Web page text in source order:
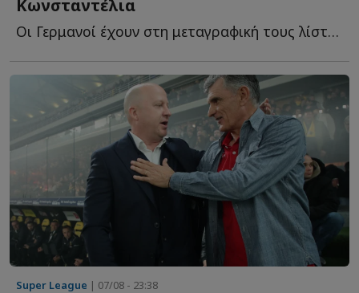
Κωνσταντέλια
Οι Γερμανοί έχουν στη μεταγραφική τους λίστα και τον Γ...
Super League | 07/08 - 23:38